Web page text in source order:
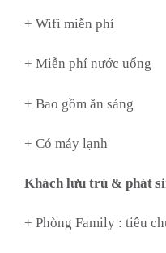
+ Wifi miễn phí
+ Miễn phí nước uống
+ Bao gồm ăn sáng
+ Có máy lạnh
Khách lưu trú & phát
+ Phòng Family : tiêu